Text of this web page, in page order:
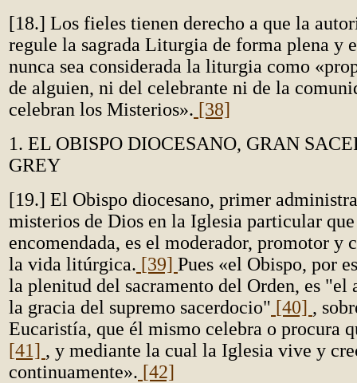
[18.] Los fieles tienen derecho a que la
regule la sagrada Liturgia de forma plena y
nunca sea considerada la liturgia como
de alguien, ni del celebrante ni de la
celebran los Misterios». [38]
1. EL OBISPO DIOCESANO, GRAN
GREY
[19.] El Obispo diocesano, primer
misterios de Dios en la Iglesia particular
encomendada, es el moderador, promotor y
la vida litúrgica. [39] Pues «el Obispo, por
la plenitud del sacramento del Orden, es "el
la gracia del supremo sacerdocio" [40] ,
Eucaristía, que él mismo celebra o procura
[41] , y mediante la cual la Iglesia vive y
continuamente». [42]